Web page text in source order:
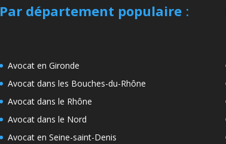
Par département populaire:
Avocat en Gironde
Avocat dans les Bouches-du-Rhône
Avocat dans le Rhône
Avocat dans le Nord
Avocat en Seine-saint-Denis